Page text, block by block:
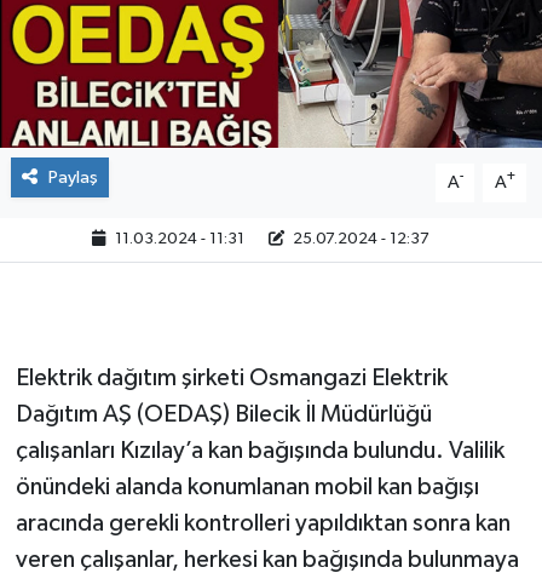
Paylaş A- A+
11.03.2024 - 11:31 25.07.2024 - 12:37
Elektrik dağıtım şirketi Osmangazi Elektrik
Dağıtım AŞ (OEDAŞ) Bilecik İl Müdürlüğü
çalışanları Kızılay’a kan bağışında bulundu. Valilik
önündeki alanda konumlanan mobil kan bağışı
aracında gerekli kontrolleri yapıldıktan sonra kan
veren çalışanlar, herkesi kan bağışında bulunmaya